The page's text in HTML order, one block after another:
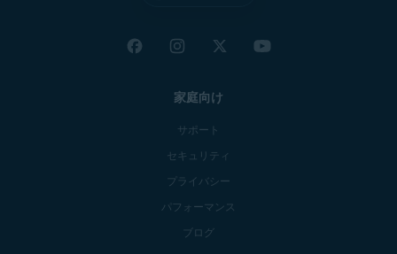
家庭向け
サポート
セキュリティ
プライバシー
パフォーマンス
ブログ